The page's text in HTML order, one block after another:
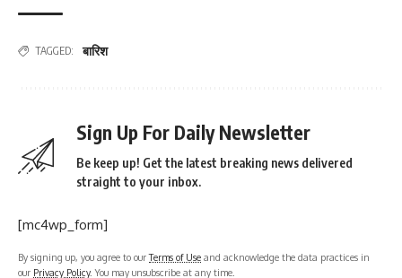
TAGGED: बारिश
Sign Up For Daily Newsletter
Be keep up! Get the latest breaking news delivered
straight to your inbox.
[mc4wp_form]
By signing up, you agree to ourTerms of Use and acknowledge the data practices in
our Privacy Policy. You may unsubscribe at any time.